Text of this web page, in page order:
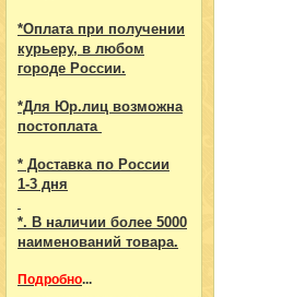
*Оплата при получении
курьеру, в любом
городе России.
*Для Юр.лиц возможна
постоплата
* Доставка по России
1-3 дня
*. В наличии более 5000
наименований товара.
Подробно...